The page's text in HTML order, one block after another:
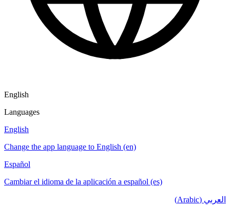
English
Languages
English
Change the app language to English (en)
Español
Cambiar el idioma de la aplicación a español (es)
العربي (Arabic)